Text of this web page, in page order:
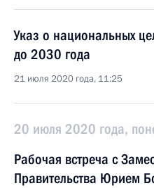
Указ о национальных
до 2030 года
21 июля 2020 года, 11:25
20 июля 2020 года,
Рабочая встреча с
Правительства Юрием